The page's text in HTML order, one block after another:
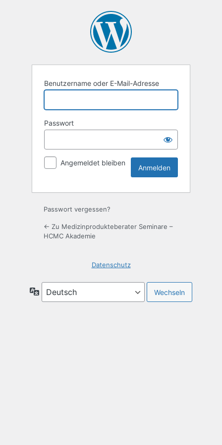
Benutzername oder E-Mail-Adresse
Passwort
Angemeldet bleiben
Passwort vergessen?
← Zu Medizinprodukteberater Seminare –
HCMC Akademie
Datenschutz
Sprache